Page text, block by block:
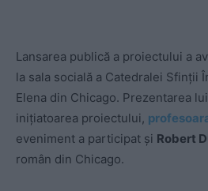
Lansarea publică a proiectului a
la sala socială a Catedralei Sfinții
Elena din Chicago. Prezentarea
inițiatoarea proiectului,
eveniment a participat și Robert
român din Chicago.